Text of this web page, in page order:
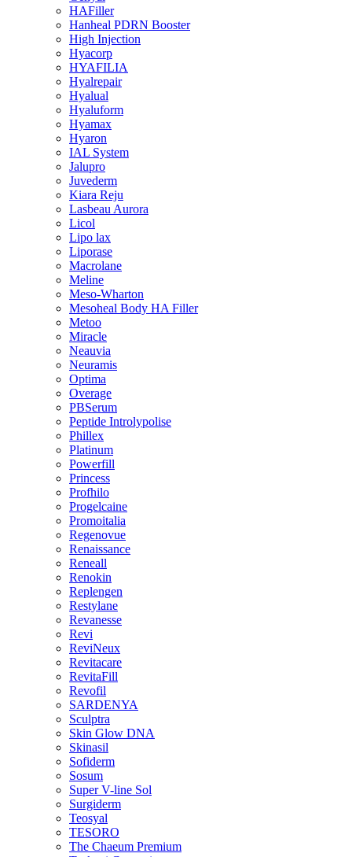
HAFiller
Hanheal PDRN Booster
High Injection
Hyacorp
HYAFILIA
Hyalrepair
Hyalual
Hyaluform
Hyamax
Hyaron
IAL System
Jalupro
Juvederm
Kiara Reju
Lasbeau Aurora
Licol
Lipo lax
Liporase
Macrolane
Meline
Meso-Wharton
Mesoheal Body HA Filler
Metoo
Miracle
Neauvia
Neuramis
Optima
Overage
PBSerum
Peptide Introlypolise
Phillex
Platinum
Powerfill
Princess
Profhilo
Progelcaine
Promoitalia
Regenovue
Renaissance
Reneall
Renokin
Replengen
Restylane
Revanesse
Revi
ReviNeux
Revitacare
RevitaFill
Revofil
SARDENYA
Sculptra
Skin Glow DNA
Skinasil
Sofiderm
Sosum
Super V-line Sol
Surgiderm
Teosyal
TESORO
The Chaeum Premium